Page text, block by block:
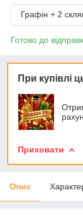
Графін + 2
Готово до
При купівлі
Приховати
Опис